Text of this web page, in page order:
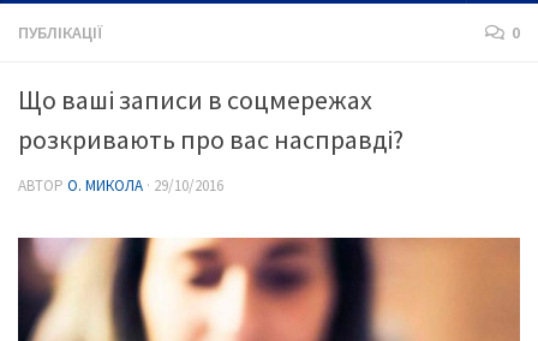
ПУБЛІКАЦІЇ 0
Що ваші записи в соцмережах
розкривають про вас насправді?
АВТОР О. МИКОЛА · 29/10/2016